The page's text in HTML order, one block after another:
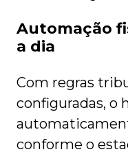
Automação
a dia
Com regras
configuradas, o
conforme o